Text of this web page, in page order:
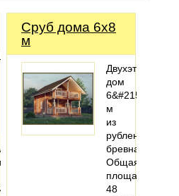
Сруб дома 6x8
м
Двухэтажный
дом
6&#215;8
м
из
рубленого
бревна
Общая
площадь:
48